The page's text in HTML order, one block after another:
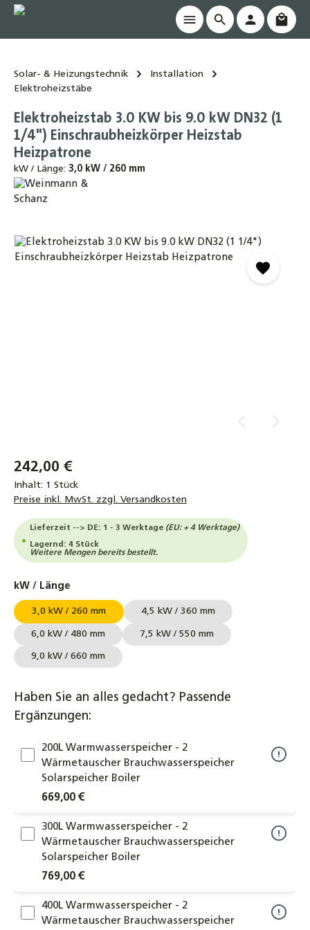
springen
Solar- & Heizungstechnik
Installation
Elektroheizstäbe
Elektroheizstab 3.0 KW bis 9.0 kW DN32 (1
1/4") Einschraubheizkörper Heizstab
Heizpatrone
kW / Länge: 3,0 kW / 260 mm
Bildergalerie überspringen
242,00 €
Inhalt: 1 Stück
Preise inkl. MwSt. zzgl. Versandkosten
Lieferzeit --> DE: 1 - 3 Werktage (EU: + 4 Werktage)
Lagernd: 4 Stück
Weitere Mengen bereits bestellt.
kW / Länge
3,0 kW / 260 mm 4,5 kW / 360 mm
6,0 kW / 480 mm 7,5 kW / 550 mm
9,0 kW / 660 mm
Haben Sie an alles gedacht? Passende
Ergänzungen:
200L Warmwasserspeicher - 2
Wärmetauscher Brauchwasserspeicher
Solarspeicher Boiler
669,00 €
300L Warmwasserspeicher - 2
Wärmetauscher Brauchwasserspeicher
Solarspeicher Boiler
769,00 €
400L Warmwasserspeicher - 2
Wärmetauscher Brauchwasserspeicher